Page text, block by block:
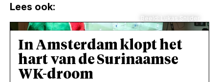
Lees ook:
Beeld: Lukas Snijder
In Amsterdam klopt het
hart van de Surinaamse
WK-droom